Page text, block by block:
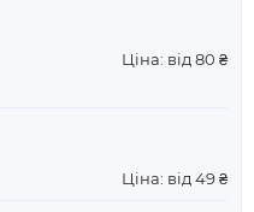
Ціна: від 80 ₴
Ціна: від 49 ₴